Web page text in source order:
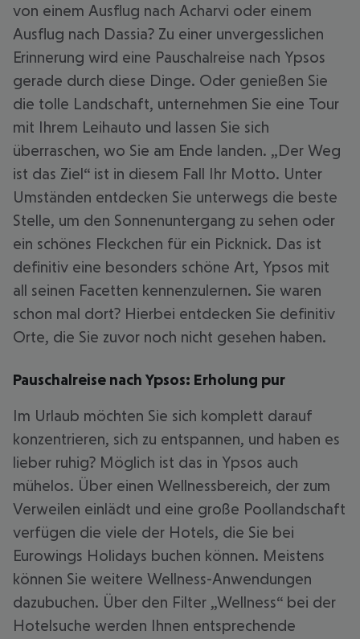
von einem Ausflug nach Acharvi oder einem
Ausflug nach Dassia? Zu einer unvergesslichen
Erinnerung wird eine Pauschalreise nach Ypsos
gerade durch diese Dinge. Oder genießen Sie
die tolle Landschaft, unternehmen Sie eine Tour
mit Ihrem Leihauto und lassen Sie sich
überraschen, wo Sie am Ende landen. „Der Weg
ist das Ziel“ ist in diesem Fall Ihr Motto. Unter
Umständen entdecken Sie unterwegs die beste
Stelle, um den Sonnenuntergang zu sehen oder
ein schönes Fleckchen für ein Picknick. Das ist
definitiv eine besonders schöne Art, Ypsos mit
all seinen Facetten kennenzulernen. Sie waren
schon mal dort? Hierbei entdecken Sie definitiv
Orte, die Sie zuvor noch nicht gesehen haben.
Pauschalreise nach Ypsos: Erholung pur
Im Urlaub möchten Sie sich komplett darauf
konzentrieren, sich zu entspannen, und haben es
lieber ruhig? Möglich ist das in Ypsos auch
mühelos. Über einen Wellnessbereich, der zum
Verweilen einlädt und eine große Poollandschaft
verfügen die viele der Hotels, die Sie bei
Eurowings Holidays buchen können. Meistens
können Sie weitere Wellness-Anwendungen
dazubuchen. Über den Filter „Wellness“ bei der
Hotelsuche werden Ihnen entsprechende